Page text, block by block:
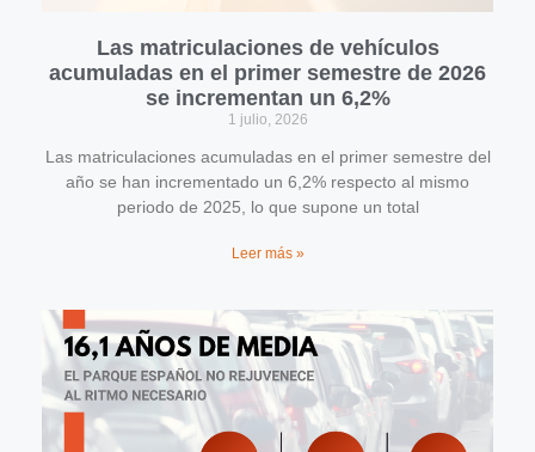
Las matriculaciones de vehículos
acumuladas en el primer semestre de 2026
se incrementan un 6,2%
1 julio, 2026
Las matriculaciones acumuladas en el primer semestre del
año se han incrementado un 6,2% respecto al mismo
periodo de 2025, lo que supone un total
Leer más »